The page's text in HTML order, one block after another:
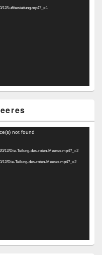
12/Luftbestattung.mp4?_=1
not found
12/Die-Teilung-des-roten-Meeres.mp4?_=2
12/Die-Teilung-des-roten-Meeres.mp4?_=2